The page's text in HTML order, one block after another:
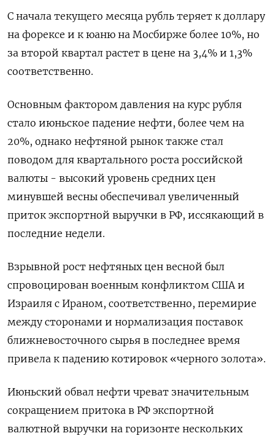
С начала текущего месяца рубль теряет к доллару
на форексе и к юаню на Мосбирже более 10%, но
‌за второй квартал растет в цене на 3,4% и 1,3%
соответственно.
Основным фактором давления на курс рубля
стало июньское падение нефти, ​более чем на
20%, однако нефтяной рынок также стал
поводом для квартального роста российской
валюты - высокий уровень средних цен
минувшей весны ‌обеспечивал увеличенный
приток экспортной выручки в РФ, иссякающий в
последние недели.
Взрывной рост нефтяных цен весной был
спровоцирован военным конфликтом США и
Израиля с Ираном, соответственно, перемирие
между сторонами и нормализация поставок
ближневосточного сырья в последнее время ​
привела к падению котировок «черного золота».
Июньский обвал ​нефти чреват значительным
сокращением ‌притока в РФ экспортной
валютной выручки на горизонте нескольких